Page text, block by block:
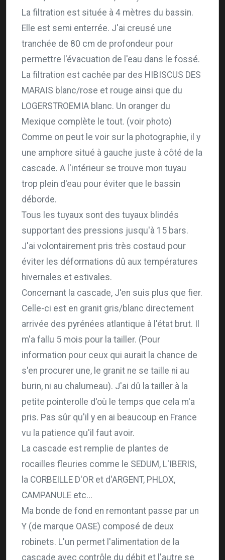
La filtration est située à 4 mètres du bassin.
Elle est semi enterrée. J'ai creusé une
tranchée de 80 cm de profondeur pour
permettre l'évacuation de l'eau dans le fossé.
La filtration est cachée par des HIBISCUS DES
MARAIS blanc/rose et rouge ainsi que du
LOGERSTROEMIA blanc. Un oranger du
Mexique complète le tout. (voir photo)
Comme on peut le voir sur la photographie, il y
une amphore situé à gauche juste à côté de la
cascade. A l'intérieur se trouve mon tuyau
trop plein d'eau pour éviter que le bassin
déborde.
Tous les tuyaux sont des tuyaux blindés
supportant des pressions jusqu'à 15 bars.
J'ai volontairement pris très costaud pour
éviter les déformations dû aux températures
hivernales et estivales.
Concernant la cascade, J'en suis plus que fier.
Celle-ci est en granit gris/blanc directement
arrivée des pyrénées atlantique à l'état brut. Il
m'a fallu 5 mois pour la tailler. (Pour
information pour ceux qui aurait la chance de
s'en procurer une, le granit ne se taille ni au
burin, ni au chalumeau). J'ai dû la tailler à la
petite pointerolle d'où le temps que cela m'a
pris. Pas sûr qu'il y en ai beaucoup en France
vu la patience qu'il faut avoir.
La cascade est remplie de plantes de
rocailles fleuries comme le SEDUM, L'IBERIS,
la CORBEILLE D'OR et d'ARGENT, PHLOX,
CAMPANULE etc...
Ma bonde de fond en remontant passe par un
Y (de marque OASE) composé de deux
robinets. L'un permet l'alimentation de la
cascade avec contrôle du débit et l'autre se